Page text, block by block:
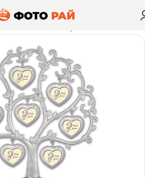
за снимки галерия Blake 6Q